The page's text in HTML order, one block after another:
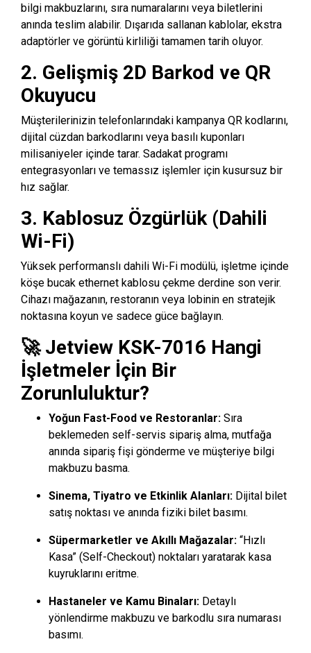
bilgi makbuzlarını, sıra numaralarını veya biletlerini
anında teslim alabilir. Dışarıda sallanan kablolar, ekstra
adaptörler ve görüntü kirliliği tamamen tarih oluyor.
2. Gelişmiş 2D Barkod ve QR
Okuyucu
Müşterilerinizin telefonlarındaki kampanya QR kodlarını,
dijital cüzdan barkodlarını veya basılı kuponları
milisaniyeler içinde tarar. Sadakat programı
entegrasyonları ve temassız işlemler için kusursuz bir
hız sağlar.
3. Kablosuz Özgürlük (Dahili
Wi-Fi)
Yüksek performanslı dahili Wi-Fi modülü, işletme içinde
köşe bucak ethernet kablosu çekme derdine son verir.
Cihazı mağazanın, restoranın veya lobinin en stratejik
noktasına koyun ve sadece güce bağlayın.
🚀 Jetview KSK-7016 Hangi
İşletmeler İçin Bir
Zorunluluktur?
Yoğun Fast-Food ve Restoranlar: Sıra
beklemeden self-servis sipariş alma, mutfağa
anında sipariş fişi gönderme ve müşteriye bilgi
makbuzu basma.
Sinema, Tiyatro ve Etkinlik Alanları: Dijital bilet
satış noktası ve anında fiziki bilet basımı.
Süpermarketler ve Akıllı Mağazalar: “Hızlı
Kasa” (Self-Checkout) noktaları yaratarak kasa
kuyruklarını eritme.
Hastaneler ve Kamu Binaları: Detaylı
yönlendirme makbuzu ve barkodlu sıra numarası
basımı.